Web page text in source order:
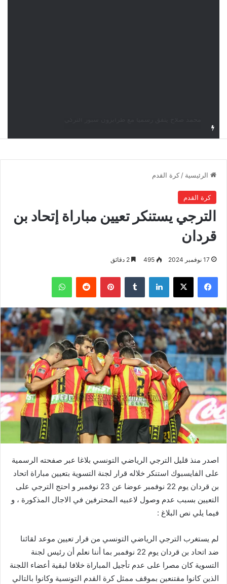
الرئيسية / كرة القدم
كرة القدم
الترجي يستنكر تعيين مباراة إتحاد بن
قردان
17 نوفمبر 2024 495
فيسبوك ‫X لينكدإن بينتيريست واتساب
اصدر منذ قليل الترجي الرياضي التونسي بلاغا عبر صفحته الرسمية
على الفايسبوك استنكر خلاله قرار لجنة التسوية بتعيين مباراة اتحاد
بن قردان يوم 22 نوفمبر عوضا عن 23 نوفمبر و احتج الترجي على
التعيين بسبب عدم وصول لاعبيه المحترفين في الاجال المذكورة ، و
فيما يلي نص البلاغ :
لم يستغرب الترجي الرياضي التونسي من قرار تعيين موعد لقائنا
ضد اتحاد بن قردان يوم 22 نوفمبر بما أننا نعلم أن رئيس لجنة
التسوية كان مصرا على عدم تأجيل المباراة خلافا لبقية أعضاء اللجنة
الذين كانوا مقتنعين بموقف ممثل كرة القدم التونسية وكانوا بالتالي